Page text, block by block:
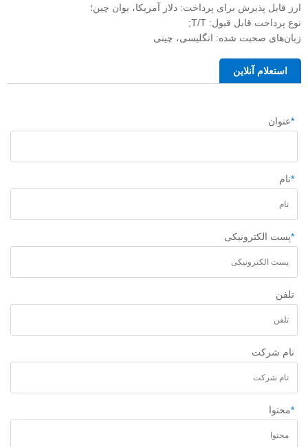
ارز قابل پذیرش برای پرداخت: دلار آمریکا، یوان چین؛
نوع پرداخت قابل قبول: T/T;
زبان‌های صحبت شده: انگلیسی، چینی
استعلام آنلاین
*عنوان
*نام
*پست الکترونیکی
تلفن
نام شرکت
*محتوا